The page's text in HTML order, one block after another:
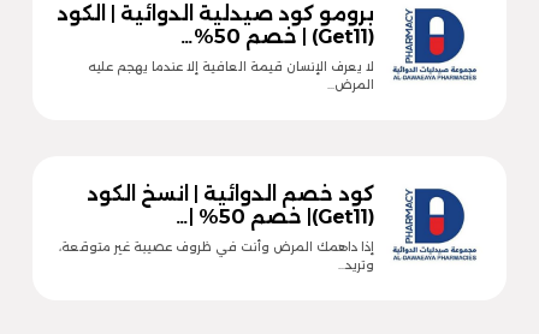
برومو كود صيدلية الدوائية | الكود
(Get11) | خصم 50%…
لا يعرف الإنسان قيمة العافية إلا عندما يهجم عليه
المرض…
كود خصم الدوائية | انسخ الكود
(Get11)| خصم 50% |…
إذا داهمك المرض وأنت في ظروف عصيبة غير متوقعة،
وتريد…